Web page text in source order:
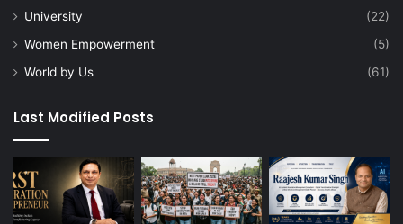
University
(22)
Women Empowerment
(5)
World by Us
(61)
Last Modified Posts